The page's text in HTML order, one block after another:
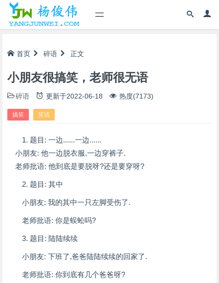
首页 碎语 正文
小朋友很搞笑，老师很无语
碎语 更新于2022-06-18 热度(7173)
搞笑 笑话
1. 题目: 一边......一边......
小朋友: 他一边脱衣服,一边穿裤子.
老师批语: 他到底是要脱呀?还是要穿呀?
2. 题目: 其中
小朋友: 我的其中一只左脚受伤了.
老师批语: 你是蜈蚣吗?
3. 题目: 陆陆续续
小朋友: 下班了,爸爸陆陆续续的回家了.
老师批语: 你到底有几个爸爸呀?